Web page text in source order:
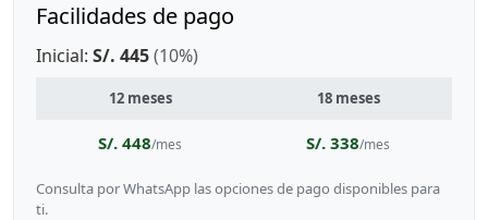
Facilidades de pago
Inicial: S/. 445(10%)
12 meses 18 meses
S/. 448/mes S/. 338/mes
Consulta por WhatsApp las opciones de pago disponibles para
ti.